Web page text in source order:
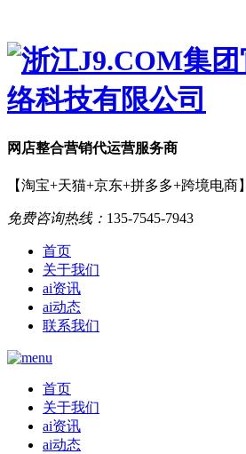
网店整合营销代运营服务商
【淘宝+天猫+京东+拼多多+跨境电商】
免费咨询热线： 135-7545-7943
首页
关于我们
ai资讯
ai动态
联系我们
首页
关于我们
ai资讯
ai动态